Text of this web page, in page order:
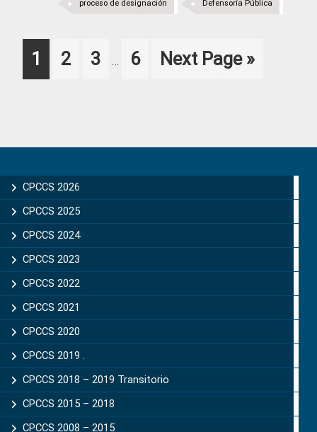
Defensoría Pública
proceso de designación
Page
1 Page
2 Page
3
pages
… Page
6
Go
Next Page »
Sidebar
CPCCS 2026
CPCCS 2025
CPCCS 2024
CPCCS 2023
CPCCS 2022
CPCCS 2021
CPCCS 2020
CPCCS 2019 .
CPCCS 2018 – 2019 Transitorio
CPCCS 2015 – 2018
CPCCS 2008 – 2015